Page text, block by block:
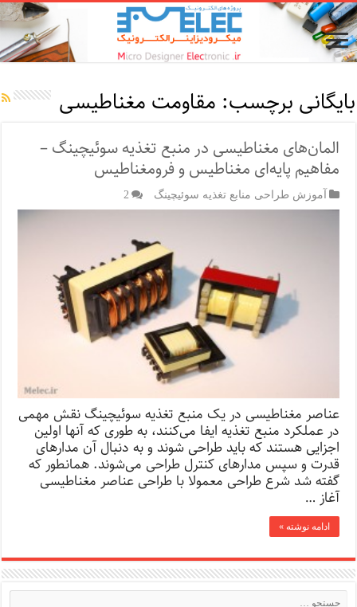
بایگانی برچسب: مقاومت مغناطیسی
المان‌های مغناطیسی در منبع تغذیه سوئیچینگ –
مفاهیم پایه‌ای مغناطیس و فرومغناطیس
آموزش طراحی منابع تغذیه سوئیچینگ 2
عناصر مغناطیسی در یک منبع تغذیه سوئیچینگ نقش مهمی
در عملکرد منبع تغذیه ایفا می‌کنند، به طوری که آنها اولین
اجزایی هستند که باید طراحی شوند و به دنبال آن مدارهای
قدرت و سپس مدارهای کنترل طراحی می‌شوند. همانطور که
گفته شد شرع طراحی معمولا با طراحی عناصر مغناطیسی
آغاز …
ادامه نوشته »